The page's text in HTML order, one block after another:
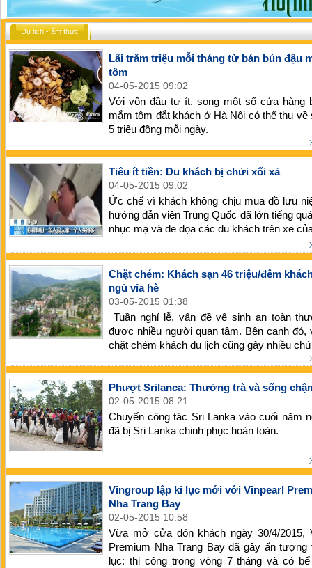
Du lịch - ẩm thực
Lãi trăm triệu mỗi tháng từ bán bún đậu
tôm
04-05-2015 09:02
Với vốn đầu tư ít, song một số cửa hàng
mắm tôm đắt khách ở Hà Nội có thể thu về
5 triệu đồng mỗi ngày.
Tiêu ít tiền: Du khách bị chửi xối xả
04-05-2015 09:02
Ức chế vì khách không chịu mua đồ lưu
hướng dẫn viên Trung Quốc đã lớn tiếng
nhục mạ và đe dọa các du khách trên xe
Chặt chém: Khách sạn 46 triệu/đêm
ngủ vỉa hè
03-05-2015 01:38
Tuần nghỉ lễ, vấn đề vệ sinh an toàn
được nhiều người quan tâm. Bên cạnh đó,
chặt chém khách du lịch cũng gây nhiều
Phượt Srilanca: Thưởng trà và sống
02-05-2015 08:21
Chuyến công tác Sri Lanka vào cuối năm
đã bị Sri Lanka chinh phục hoàn toàn.
Vingroup lập kỉ lục mới với Vinpearl
Nha Trang Bay
02-05-2015 10:58
Vừa mở cửa đón khách ngày 30/4/2015,
Premium Nha Trang Bay đã gây ấn
lục: thi công trong vòng 7 tháng và có